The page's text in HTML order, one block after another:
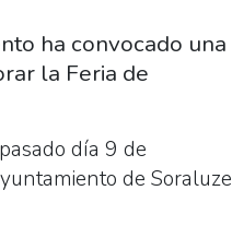
ha convocado una
la Feria de
día 9 de
de Soraluze